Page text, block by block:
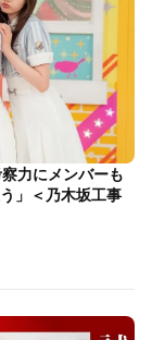
力にメンバーも
」＜乃木坂工事